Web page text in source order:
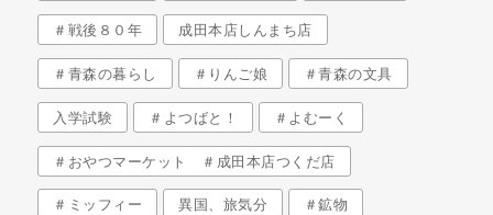
＃戦後８０年 成田本店しんまち店
＃青森の暮らし ＃りんご娘 ＃青森の文具
入学試験 ＃よつばと！ ＃よむーく
＃おやつマーケット ＃成田本店つくだ店
＃ミッフィー 異国、旅気分 ＃鉱物